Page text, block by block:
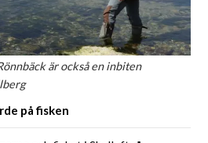
är också en inbiten
på fisken